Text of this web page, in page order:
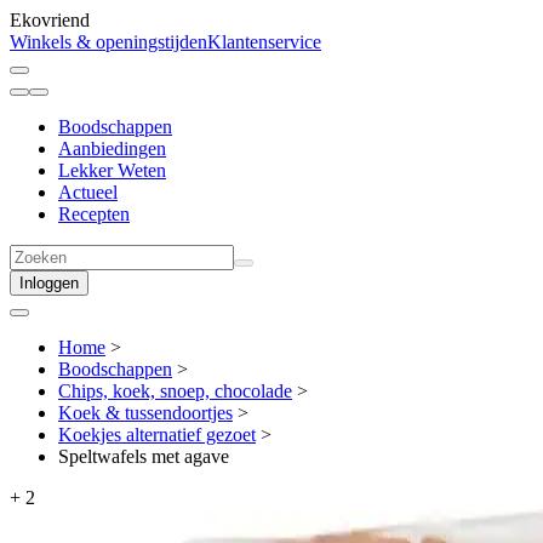
Ekovriend
Winkels & openingstijdenKlantenservice
Boodschappen
Aanbiedingen
Lekker Weten
Actueel
Recepten
Inloggen
Home >
Boodschappen >
Chips, koek, snoep, chocolade >
Koek & tussendoortjes >
Koekjes alternatief gezoet >
Speltwafels met agave
+ 2